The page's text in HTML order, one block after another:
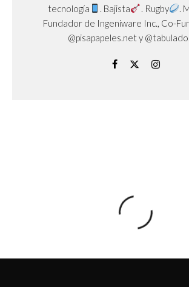
tecnología
. Bajista . Rugby .
Fundador de Ingeniware Inc., Co-
@pisapapeles.net y